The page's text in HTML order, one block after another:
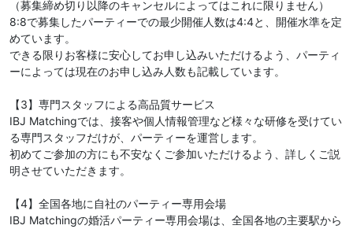
（募集締め切り以降のキャンセルによってはこれに限りません）
8:8で募集したパーティーでの最少開催人数は4:4と、開催水準を定
めています。
できる限りお客様に安心してお申し込みいただけるよう、パーティ
ーによっては現在のお申し込み人数も記載しています。
【3】専門スタッフによる高品質サービス
IBJ Matchingでは、接客や個人情報管理など様々な研修を受けてい
る専門スタッフだけが、パーティーを運営します。
初めてご参加の方にも不安なくご参加いただけるよう、詳しくご説
明させていただきます。
【4】全国各地に自社のパーティー専用会場
IBJ Matchingの婚活パーティー専用会場は、全国各地の主要駅から